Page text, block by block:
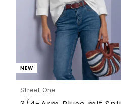
NEW
Street One